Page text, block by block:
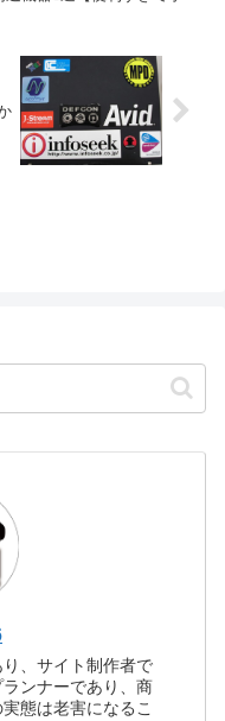
、サイト制作者で
ンナーであり、商
態は老害になるこ